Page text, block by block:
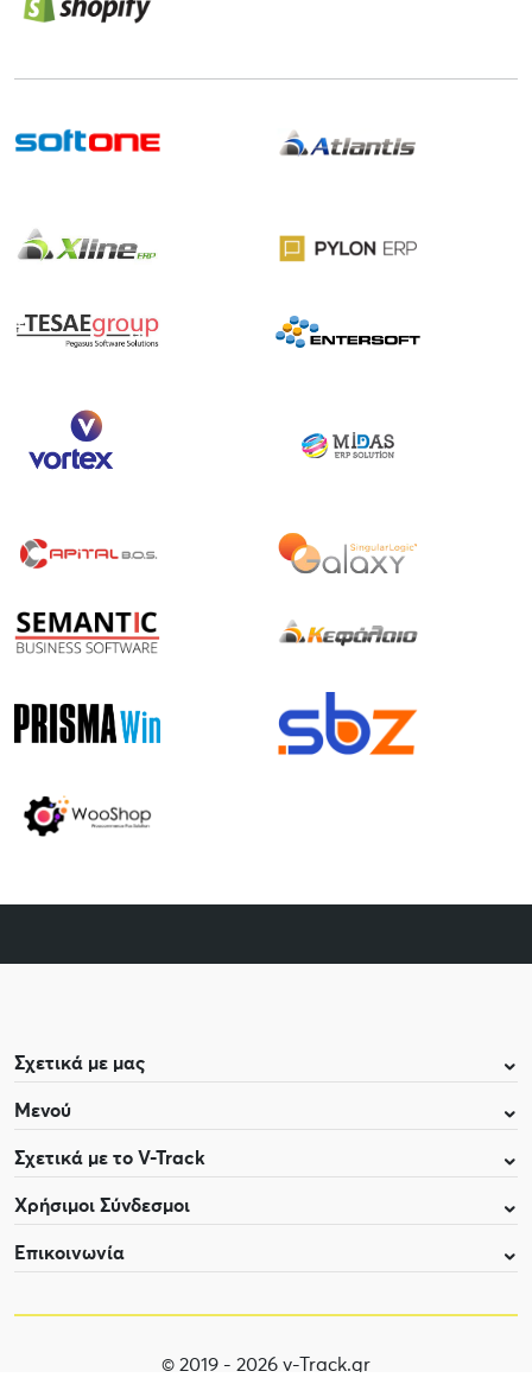
Σχετικά με μας
Μενού
Σχετικά με το V-Track
Χρήσιμοι Σύνδεσμοι
Επικοινωνία
© 2019 - 2026 v-Track.gr